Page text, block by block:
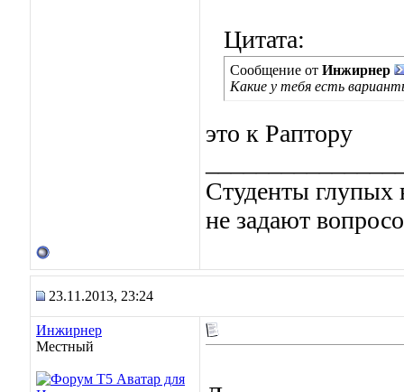
Цитата:
Сообщение от Инжирнер
Какие у тебя есть
это к Раптору
Студенты глупых
не задают
23.11.2013, 23:24
Инжирнер
Местный